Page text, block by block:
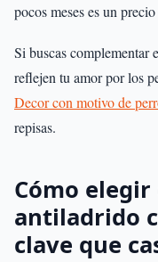
pocos meses es un
Si buscas complementar
reflejen tu amor por los
Decor con motivo de
repisas.
Cómo
antiladrido
clave que